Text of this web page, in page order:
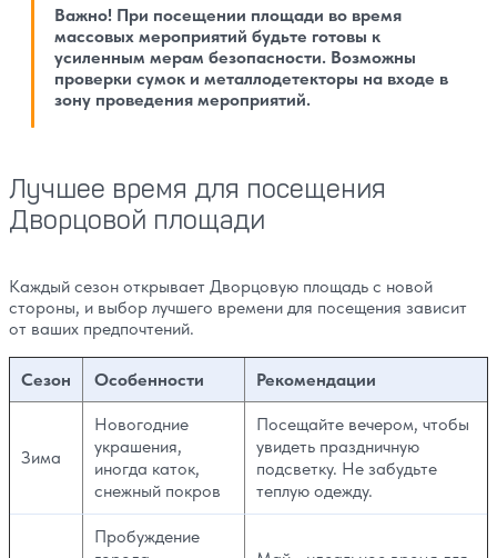
Важно! При посещении площади во время
массовых мероприятий будьте готовы к
усиленным мерам безопасности. Возможны
проверки сумок и металлодетекторы на входе в
зону проведения мероприятий.
Лучшее время для посещения
Дворцовой площади
Каждый сезон открывает Дворцовую площадь с новой
стороны, и выбор лучшего времени для посещения зависит
от ваших предпочтений.
Сезон Особенности Рекомендации
Зима
Новогодние
украшения,
иногда каток,
снежный покров
Посещайте вечером, чтобы
увидеть праздничную
подсветку. Не забудьте
теплую одежду.
Пробуждение